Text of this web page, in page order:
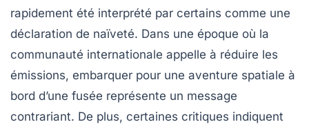
rapidement été interprété par certains comme une
déclaration de naïveté. Dans une époque où la
communauté internationale appelle à réduire les
émissions, embarquer pour une aventure spatiale à
bord d’une fusée représente un message
contrariant. De plus, certaines critiques indiquent